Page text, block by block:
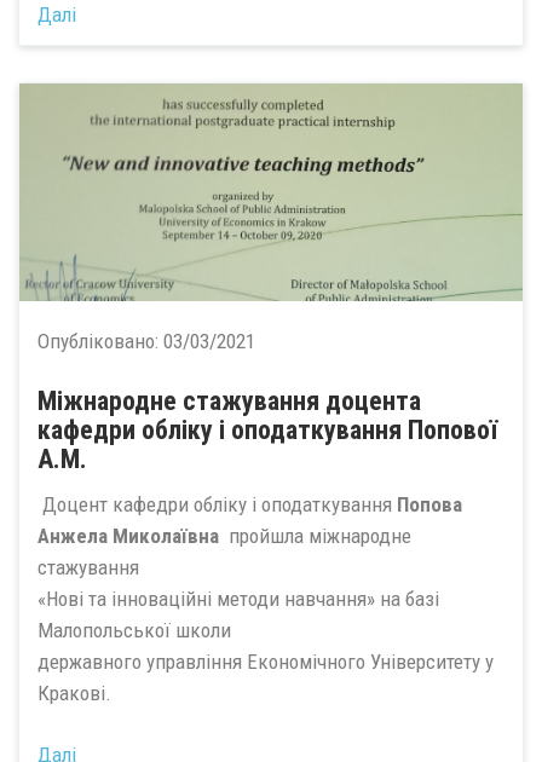
Далі
Опубліковано: 03/03/2021
Міжнародне стажування доцента
кафедри обліку і оподаткування Попової
А.М.
Доцент кафедри обліку і оподаткування Попова
Анжела Миколаївна пройшла міжнародне
стажування
«Нові та інноваційні методи навчання» на базі
Малопольської школи
державного управління Економічного Університету у
Кракові.
Далі